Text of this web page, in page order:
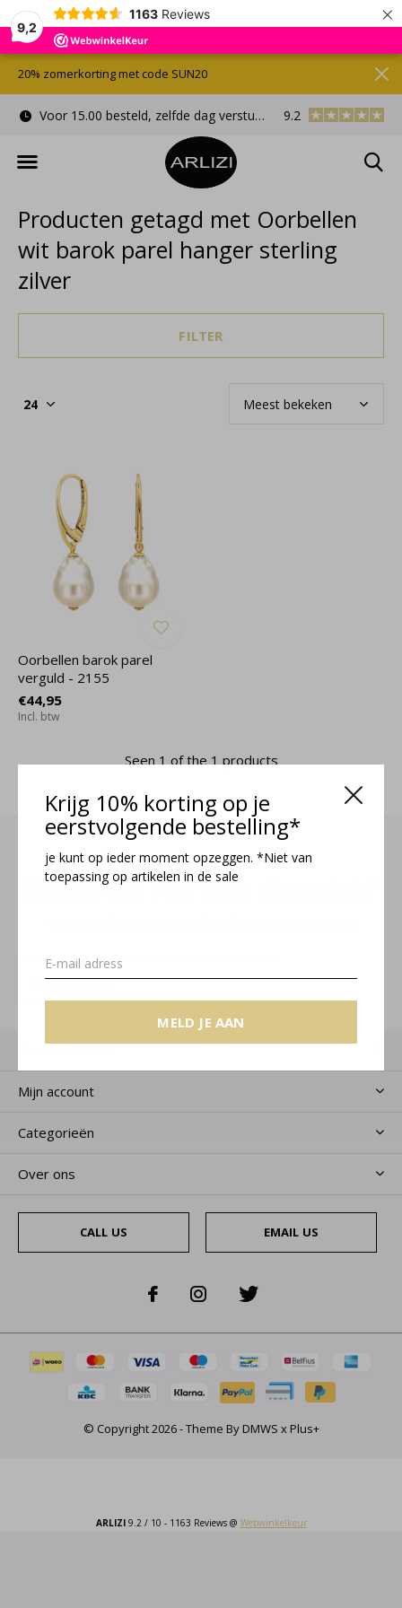
9,2
1163 Reviews ×
Krijg 10% korting op je
eerstvolgende bestelling*
je kunt op ieder moment opzeggen. *Niet van
toepassing op artikelen in de sale
MELD JE AAN
Voor 15.00 besteld, zelfde dag verstuurd Gratis
9.2
20% zomerkorting met code SUN20
Producten getagd met Oorbellen
wit barok parel hanger sterling
zilver
FILTER
Oorbellen barok parel
verguld - 2155
€44,95
Incl. btw
Seen 1 of the 1 products
Meld je aan voor onze nieuwsbrief
MELD JE AAN
Klantenservice
Mijn account
Categorieën
Over ons
CALL US EMAIL US
© Copyright2026- Theme ByDMWS x Plus+
ARLIZI9.2 / 10 - 1163 Reviews @ Webwinkelkeur